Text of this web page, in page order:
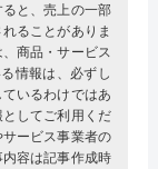
と、売上の一部
ることがありま
商品・サービス
情報は、必ずし
いるわけではあ
してご利用くだ
ービス事業者の
容は記事作成時